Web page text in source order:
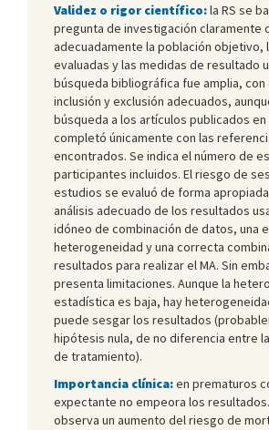
Validez o rigor científico:la RS se
pregunta de investigación claramente
adecuadamente la población objetivo,
evaluadas y las medidas de resultado
búsqueda bibliográfica fue amplia,
inclusión y exclusión adecuados,
búsqueda a los artículos publicados
completó únicamente con las
encontrados. Se indica el número de
participantes incluidos. El riesgo de
estudios se evaluó de forma
análisis adecuado de los resultados
idóneo de combinación de datos, una
heterogeneidad y una correcta
resultados para realizar el MA. Sin
presenta limitaciones. Aunque la
estadística es baja, hay
puede sesgar los resultados
hipótesis nula, de no diferencia entre
de tratamiento).
Importancia clínica:en prematuros
expectante no empeora los resultados.
observa un aumento del riesgo de